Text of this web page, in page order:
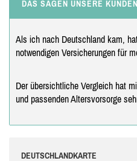
DAS SAGEN UNSERE KUNDEN
Als ich nach Deutschland kam,
notwendigen Versicherungen für
Der übersichtliche Vergleich hat
und passenden Altersvorsorge
DEUTSCHLANDKARTE